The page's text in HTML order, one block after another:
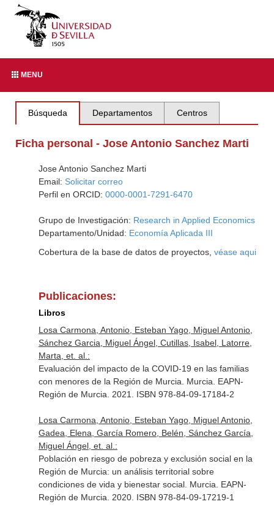
MENU
Búsqueda Departamentos Centros
Ficha personal - Jose Antonio Sanchez Marti
Jose Antonio Sanchez Marti
Email: Solicitar correo
Perfil en ORCID: 0000-0001-7291-6470
Grupo de Investigación: Research in Applied Economics
Departamento/Unidad: Economía Aplicada III
Cobertura de la base de datos de proyectos, véase aqui
Publicaciones:
Libros
Losa Carmona, Antonio, Esteban Yago, Miguel Antonio,
Sánchez Garcia, Miguel Ángel, Cutillas, Isabel, Latorre,
Marta, et. al.:
Evaluación del impacto de la COVID-19 en las familias
con menores de la Región de Murcia. Murcia. EAPN-
Región de Murcia. 2021. ISBN 978-84-09-17184-2
Losa Carmona, Antonio, Esteban Yago, Miguel Antonio,
Gadea, Elena, García Romero, Belén, Sánchez García,
Miguel Ángel, et. al.:
Población en riesgo de pobreza y exclusión social en la
Región de Murcia: un análisis territorial sobre
condiciones de vida y bienestar social. Murcia. EAPN-
Región de Murcia. 2020. ISBN 978-84-09-17219-1